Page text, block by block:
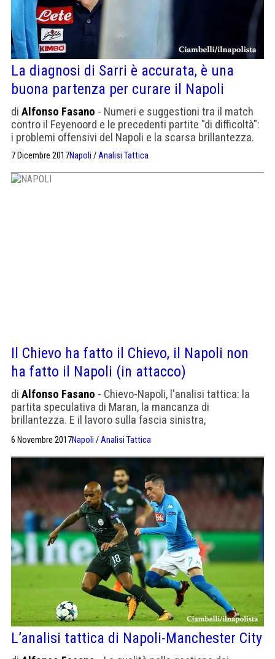
La diagnosi di Sarri è accurata, è una
buona partenza per curare il Napoli
di Alfonso Fasano - Numeri e suggestioni tra il match
contro il Feyenoord e le precedenti partite "di difficoltà":
i problemi offensivi del Napoli e la scarsa brillantezza.
7 Dicembre 2017Napoli /Analisi Tattica
Il Chievo ha fatto il Chievo, il Napoli non
ha fatto il Napoli (in attacco)
di Alfonso Fasano - Chievo-Napoli, l'analisi tattica: la
partita speculativa di Maran, la mancanza di
brillantezza. E il lavoro sulla fascia sinistra,
sopravvissuto a Ghoulam.
6 Novembre 2017Napoli /Analisi Tattica
L’analisi tattica di Napoli-Manchester City